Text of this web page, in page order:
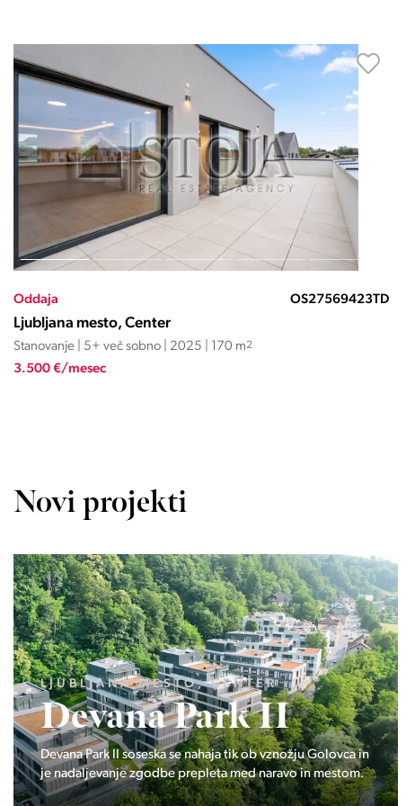
Oddaja OS27569423TD
Ljubljana mesto, Center
Stanovanje | 5+ več sobno | 2025 | 170 m2
3.500 €/mesec
Novi projekti
LJUBLJANA MESTO, ŠIŠKA, KOSEZE
Pod hribom
Projekt Pod hribom se je pričela gradnja eni izmed
najbolj zaželeni lokaciji v Ljubljani.